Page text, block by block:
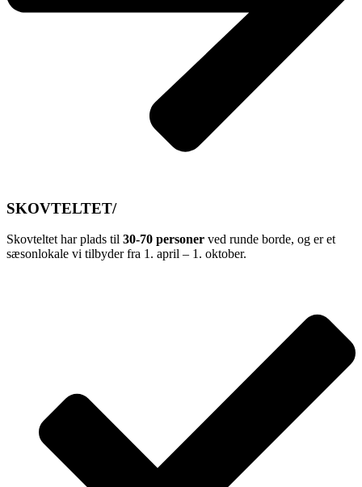
SKOVTELTET/
Skovteltet har plads til 30-70 personer ved runde borde, og er et
sæsonlokale vi tilbyder fra 1. april – 1. oktober.